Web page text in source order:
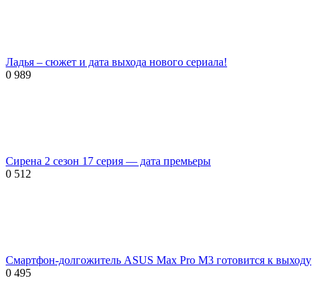
Ладья – сюжет и дата выхода нового сериала!
0 989
Сирена 2 сезон 17 серия — дата премьеры
0 512
Смартфон-долгожитель ASUS Max Pro M3 готовится к выходу
0 495